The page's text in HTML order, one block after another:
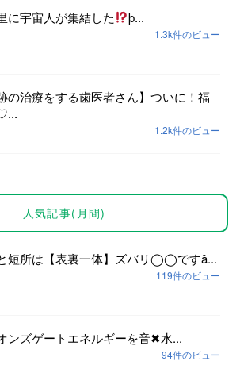
に宇宙人が集結した þ...
1.3k件のビュー
の治療をする歯医者さん】ついに！福
1.2k件のビュー
人気記事(月間)
短所は【表裏一体】ズバリ◯◯ですȃ...
119件のビュー
ンズゲートエネルギーを音✖︎水...
94件のビュー